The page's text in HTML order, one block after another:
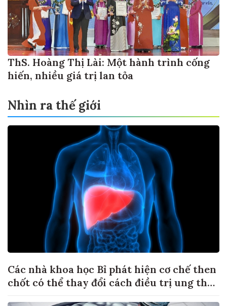
ThS. Hoàng Thị Lài: Một hành trình cống
hiến, nhiều giá trị lan tỏa
Nhìn ra thế giới
Các nhà khoa học Bỉ phát hiện cơ chế then
chốt có thể thay đổi cách điều trị ung thư